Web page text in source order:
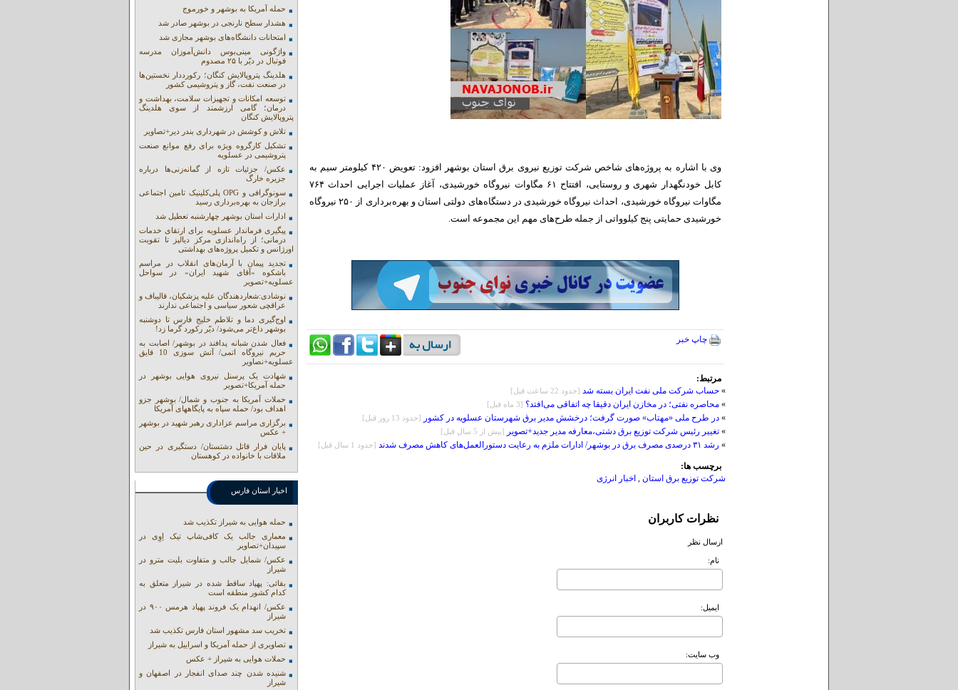
وی با اشاره به پروژه‌های شاخص شرکت توزیع نیروی برق استان بوشهر افزود: تعویض ۴۲۰ کیلومتر سیم به
کابل خودنگهدار شهری و روستایی، افتتاح ۶۱ مگاوات نیروگاه خورشیدی، آغاز عملیات اجرایی احداث ۷۶۴
مگاوات نیروگاه خورشیدی، احداث نیروگاه خورشیدی در دستگاه‌های دولتی استان و بهره‌برداری از ۲۵۰ نیروگاه
خورشیدی حمایتی پنج کیلوواتی از جمله طرح‌های مهم این مجموعه است.
چاپ خبر
مرتبط:
» حساب‌ شرکت ملی نفت ایران بسته شد [حدود 22 ساعت قبل]
» محاصره نفتی؛ در مخازن ایران دقیقا چه اتفاقی می‌افتد؟ [3 ماه قبل]
» در طرح ملی «مهتاب» صورت گرفت؛ درخشش مدیر برق شهرستان عسلویه در کشور [حدود 13 روز قبل]
» تغییر رئیس شرکت توزیع برق دشتی،معارفه مدیر جدید+تصویر [بيش از 5 سال قبل]
» رشد ۳۱ درصدی مصرف برق در بوشهر/ ادارات ملزم به رعایت دستورالعمل‌های کاهش مصرف شدند [حدود 1 سال قبل]
برچسب ها:
شرکت توزیع برق استان , اخبار انرژی
نظرات کاربران
ارسال نظر
نام:
ايميل:
وب سايت:
حمله آمریکا به بوشهر و خورموج
هشدار سطح نارنجی در بوشهر صادر شد
امتحانات دانشگاه‌های بوشهر مجازی شد
واژگونی مینی‌بوس دانش‌آموزان مدرسه
فوتبال در دیّر با ۲۵ مصدوم
هلدینگ پتروپالایش کنگان؛ رکورددار نخستین‌ها
در صنعت نفت، گاز و پتروشیمی کشور
توسعه امکانات و تجهیزات سلامت، بهداشت و
درمان؛ گامی ارزشمند از سوی هلدینگ
پتروپالایش کنگان
تلاش و کوشش در شهرداری بندر دیر+تصاویر
تشکیل کارگروه ویژه برای رفع موانع صنعت
پتروشیمی در عسلویه
عکس/ جزئیات تازه از گمانه‌زنی‌ها درباره
جزیره خارگ
سونوگرافی و OPG پلی‌کلینیک تامین اجتماعی
برازجان به بهره‌برداری رسید
ادارات استان بوشهر چهارشنبه تعطیل شد
پیگیری فرماندار عسلویه برای ارتقای خدمات
درمانی؛ از راه‌اندازی مرکز دیالیز تا تقویت
اورژانس و تکمیل پروژه‌های بهداشتی
تجدید پیمان با آرمان‌های انقلاب در مراسم
باشکوه «آقای شهید ایران» در سواحل
عسلویه+تصویر
نوشادی:شعاردهندگان علیه پزشکیان، قالیباف و
عراقچی شعور سیاسی و اجتماعی ندارند
اوج‌گیری دما و تلاطم خلیج فارس تا دوشنبه
بوشهر داغ‌تر می‌شود/ دیّر رکورد گرما زد!
فعال شدن شبانه پدافند در بوشهر/ اصابت به
حریم نیروگاه اتمی/ آتش سوزی 10 قایق
عسلویه+نصاویر
شهادت یک پرسنل نیروی هوایی بوشهر در
حمله آمریکا+تصویر
حملات آمریکا به جنوب و شمال/ بوشهر جزو
اهداف بود/ حمله سپاه به پایگاههای آمریکا
برگزاری مراسم عزاداری رهبر شهید در بوشهر
+ عکس
پایان فرار قاتل دشتستان/ دستگیری در حین
ملاقات با خانواده در کوهستان
اخبار استان فارس
حمله هوایی به شیراز تکذیب شد
معماری جالب یک کافی‌شاپ تیک اِوِی در
سپیدان+تصاویر
عکس/ شمایل جالب و متفاوت بلیت مترو در
شیراز
بقائی: پهپاد ساقط شده در شیراز متعلق به
کدام کشور منطقه است
عکس/ انهدام یک فروند پهپاد هرمس ۹۰۰ در
شیراز
تخریب سد مشهور استان فارس تکذیب شد
تصاویری از حمله آمریکا و اسراییل به شیراز
حملات هوایی به شیراز + عکس
شنیده شدن چند صدای انفجار در اصفهان و
شیراز